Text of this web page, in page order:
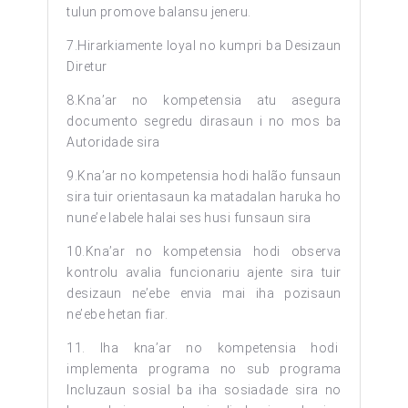
tulun promove balansu jeneru.
7.Hirarkiamente loyal no kumpri ba Desizaun
Diretur
8.Kna’ar no kompetensia atu asegura
documento segredu dirasaun i no mos ba
Autoridade sira
9.Kna’ar no kompetensia hodi halão funsaun
sira tuir orientasaun ka matadalan haruka ho
nune’e labele halai ses husi funsaun sira
10.Kna’ar no kompetensia hodi observa
kontrolu avalia funcionariu ajente sira tuir
desizaun ne’ebe envia mai iha pozisaun
ne’ebe hetan fiar.
11. Iha kna’ar no kompetensia hodi
implementa programa no sub programa
Incluzaun sosial ba iha sosiadade sira no